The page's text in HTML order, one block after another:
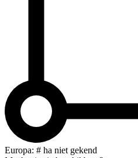
Europa: # ha niet gekend